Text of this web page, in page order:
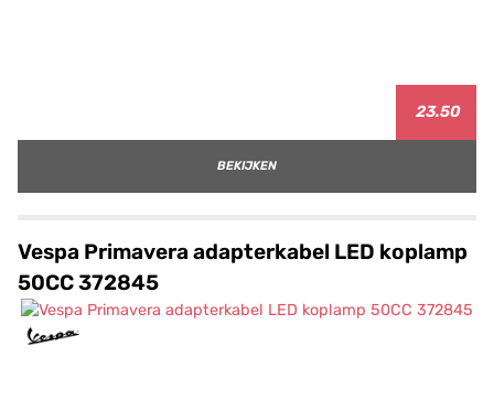
23.50
BEKIJKEN
Vespa Primavera adapterkabel LED koplamp
50CC 372845